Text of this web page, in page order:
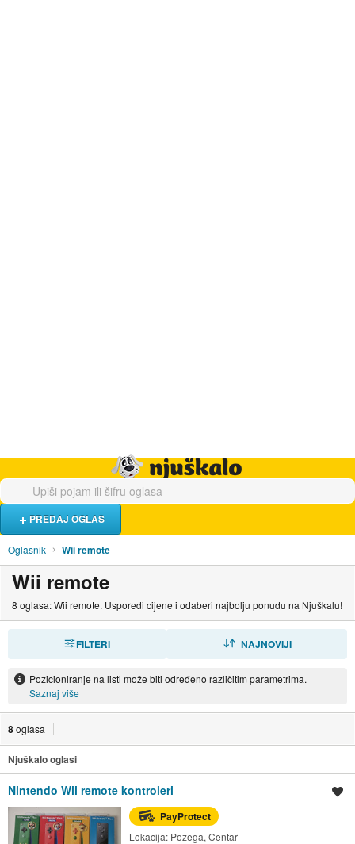
PREDAJ OGLAS
Oglasnik Wii remote
Wii remote
8 oglasa: Wii remote. Usporedi cijene i odaberi najbolju ponudu na Njuškalu!
FILTERI NAJNOVIJI
Pozicioniranje na listi može biti određeno različitim parametrima.
Saznaj više
8oglasa
Njuškalo oglasi
Nintendo Wii remote kontroleri
PayProtect
Lokacija: Požega, Centar